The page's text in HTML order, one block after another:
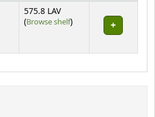
575.8 LAV
(Browse shelf(Opens below)
)